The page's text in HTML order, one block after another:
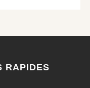
RAPIDES